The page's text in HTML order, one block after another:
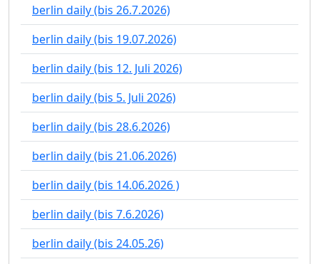
berlin daily (bis 26.7.2026)
berlin daily (bis 19.07.2026)
berlin daily (bis 12. Juli 2026)
berlin daily (bis 5. Juli 2026)
berlin daily (bis 28.6.2026)
berlin daily (bis 21.06.2026)
berlin daily (bis 14.06.2026 )
berlin daily (bis 7.6.2026)
berlin daily (bis 24.05.26)